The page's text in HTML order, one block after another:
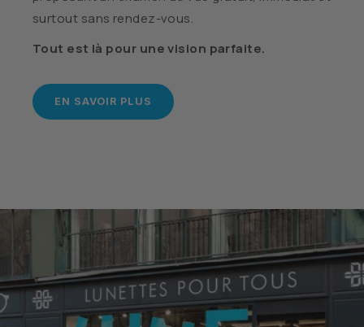
surtout sans rendez-vous.
Tout est là pour une vision parfaite.
EN SAVOIR PLUS